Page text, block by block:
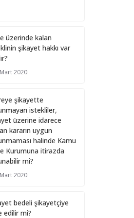
ve Sınır
Hesabı
28 Şubat 2025
istenecek
ortak girişim
durumunda kim
?
10 Aralık 2024
hizmet alımı
10 Aralık 2024
üzerinde kalan
şikayet hakkı var
2020
şikayette
istekliler,
üzerine idarece
kararın uygun
halinde Kamu
Kurumuna itirazda
mi?
2020
bedeli şikayetçiye
edilir mi?